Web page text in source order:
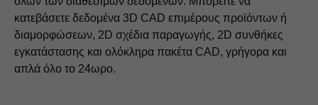
κατεβάσετε δεδομένα 3D CAD επιμέρους προϊόντων ή
διαμορφώσεων, 2D σχέδια παραγωγής, 2D συνθήκες
εγκατάστασης και ολόκληρα πακέτα CAD, γρήγορα και
απλά όλο το 24ωρο.